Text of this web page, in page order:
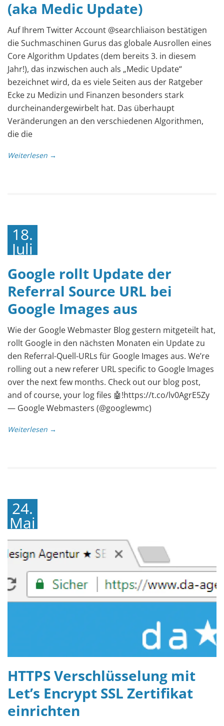
(aka Medic Update)
Auf Ihrem Twitter Account @searchliaison bestätigen
die Suchmaschinen Gurus das globale Ausrollen eines
Core Algorithm Updates (dem bereits 3. in diesem
Jahr!), das inzwischen auch als „Medic Update“
bezeichnet wird, da es viele Seiten aus der Ratgeber
Ecke zu Medizin und Finanzen besonders stark
durcheinandergewirbelt hat. Das überhaupt
Veränderungen an den verschiedenen Algorithmen,
die die
Weiterlesen →
18.
Juli
Google rollt Update der
Referral Source URL bei
Google Images aus
Wie der Google Webmaster Blog gestern mitgeteilt hat,
rollt Google in den nächsten Monaten ein Update zu
den Referral-Quell-URLs für Google Images aus. We’re
rolling out a new referer URL specific to Google Images
over the next few months. Check out our blog post,
and of course, your log files 🤖!https://t.co/lv0AgrE5Zy
— Google Webmasters (@googlewmc)
Weiterlesen →
24.
Mai
2018
HTTPS Verschlüsselung mit
Let’s Encrypt SSL Zertifikat
einrichten